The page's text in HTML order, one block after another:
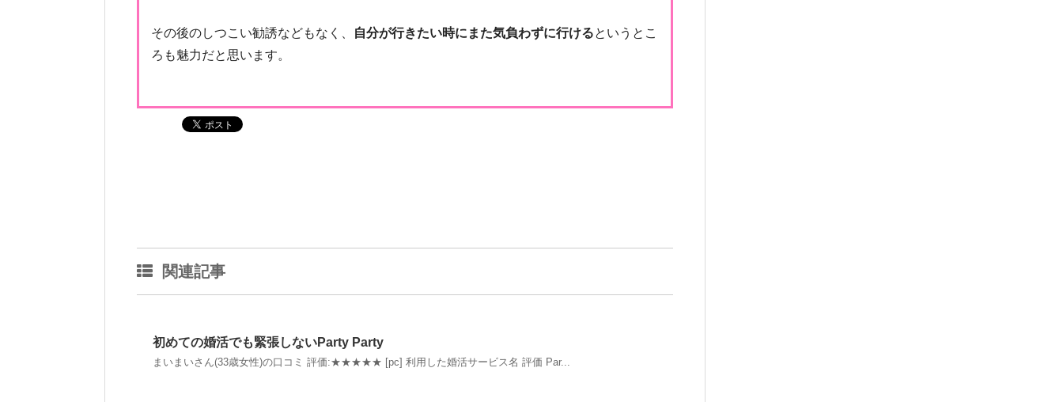
その後のしつこい勧誘などもなく、 自分が行きたい時にまた気負わずに行けるというとこ
ろも魅力だと思います。
関連記事
初めての婚活でも緊張しないParty Party
まいまいさん(33歳女性)の口コミ 評価:★★★★★ [pc] 利用した婚活サービス名 評価 Par...